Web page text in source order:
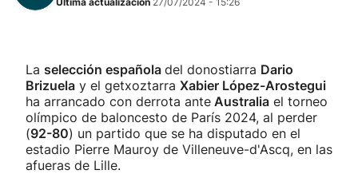
La selección española del donostiarra Dario
Brizuela y el getxoztarra Xabier López-Arostegui
ha arrancado con derrota ante Australia el torneo
olímpico de baloncesto de París 2024, al perder
(92-80) un partido que se ha disputado en el
estadio Pierre Mauroy de Villeneuve-d'Ascq, en las
afueras de Lille.